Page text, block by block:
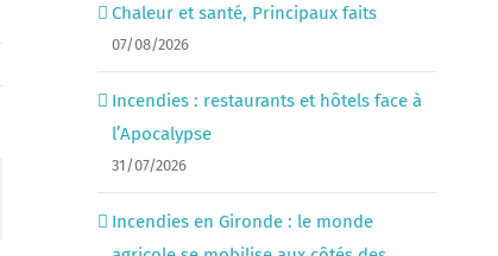
Chaleur et santé, Principaux faits
07/08/2026
Incendies : restaurants et hôtels face à
l’Apocalypse
31/07/2026
Incendies en Gironde : le monde